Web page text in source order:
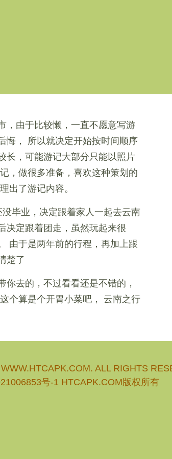
，由于比较懒，一直不愿意写游
悔， 所以就决定开始按时间顺序
长，可能游记大部分只能以照片
，做很多准备，喜欢这种策划的
出了游记内容。
毕业，决定跟着家人一起去云南
决定跟着团走，虽然玩起来很
由于是两年前的行程，再加上跟
楚了
去的，不过看看还是不错的，
个算是个开胃小菜吧， 云南之行
ALL RIGHTS
号-1 HTCAPK.COM版权所有